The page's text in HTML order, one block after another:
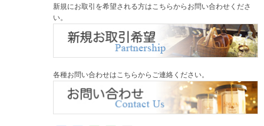
新規にお取引を希望される方はこちらからお問い合わせくださ
い。
各種お問い合わせはこちらからご連絡ください。